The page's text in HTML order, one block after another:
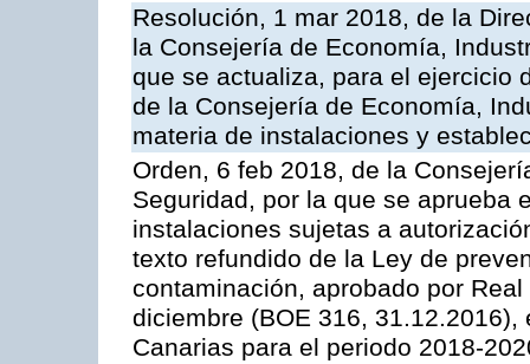
Resolución, 1 mar 2018, de la
la Consejería de Economía,
que se actualiza, para el ejercicio
de la Consejería de Economía,
materia de instalaciones y
Orden, 6 feb 2018, de la
Seguridad, por la que se aprueba
instalaciones sujetas a
texto refundido de la Ley de
contaminación, aprobado por
diciembre (BOE 316,
Canarias para el periodo 2018-